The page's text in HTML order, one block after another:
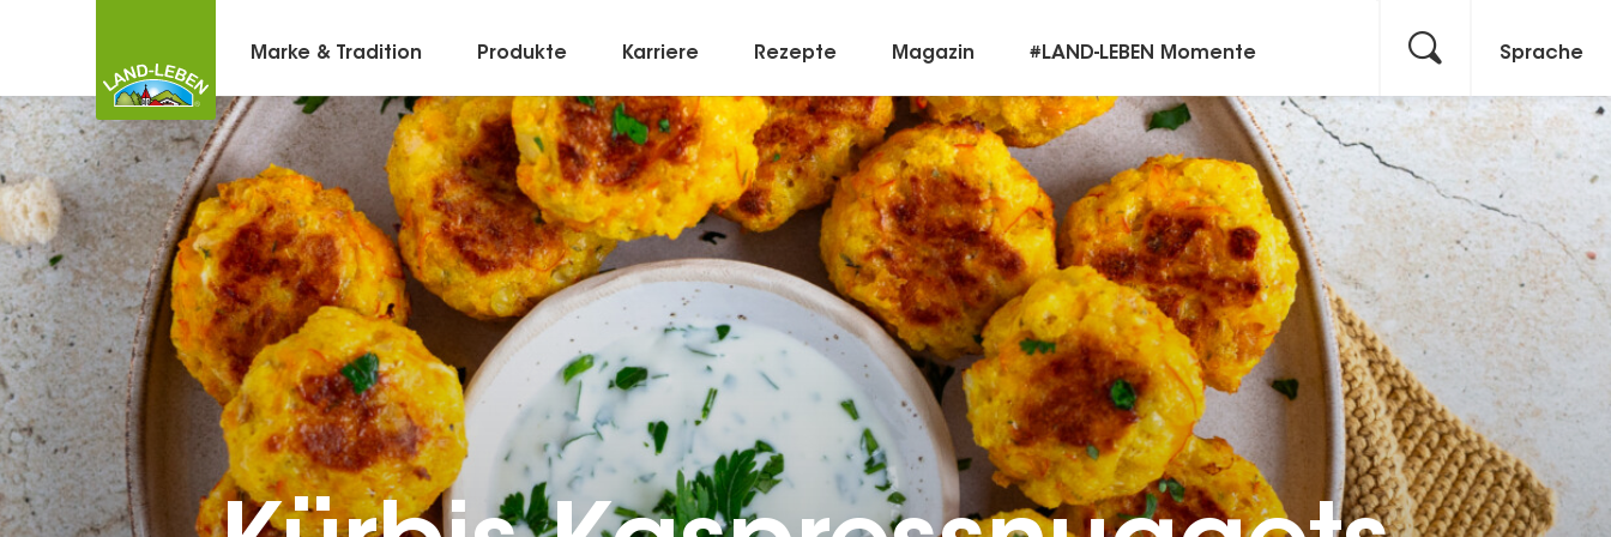
Marke & Tradition Produkte Karriere Rezepte Magazin #LAND-LEBEN Momente
Kontakt
Sprache